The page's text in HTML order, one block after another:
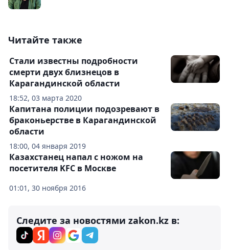
Читайте также
18:52, 03 марта 2020
Стали известны подробности
смерти двух близнецов в
Карагандинской области
18:00, 04 января 2019
Капитана полиции подозревают в
браконьерстве в Карагандинской
области
01:01, 30 ноября 2016
Казахстанец напал с ножом на
посетителя KFC в Москве
Следите за новостями zakon.kz в: